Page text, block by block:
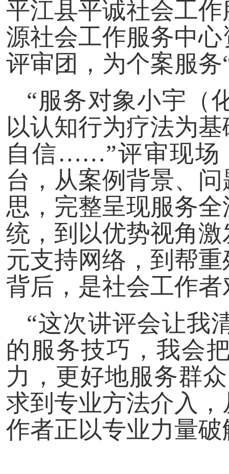
平江县平诚社会工
源社会工作服务中
评审团，为个案服务
“服务对象小宇（
以认知行为疗法为
自信……”评审现场
台，从案例背景、
思，完整呈现服务
统，到以优势视角
元支持网络，到帮
背后，是社会工作
“这次讲评会让我
的服务技巧，我会
力，更好地服务群
求到专业方法介入
作者正以专业力量